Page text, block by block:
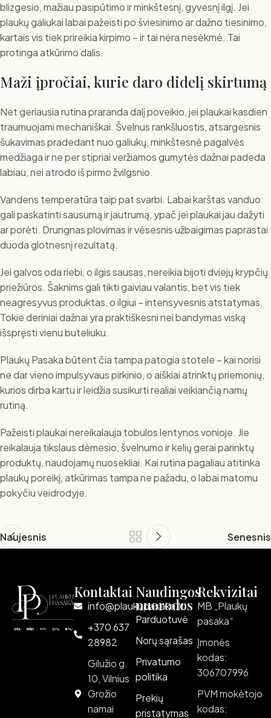
blizgesio, mažiau pasipūtimo ir minkštesnį, gyvesnį ilgį. Jei
plaukų galiukai labai pažeisti po šviesinimo ar dažno tiesinimo,
kartais vis tiek prireikia kirpimo – ir tai nėra nesėkmė. Tai
protinga atkūrimo dalis.
Maži įpročiai, kurie daro didelį skirtumą
Net geriausia rutina praranda dalį poveikio, jei plaukai kasdien
traumuojami mechaniškai. Švelnus rankšluostis, atsargesnis
šukavimas pradedant nuo galiukų, minkštesnė pagalvės
medžiaga ir ne per stipriai veržiamos gumytės dažnai padeda
labiau, nei atrodo iš pirmo žvilgsnio.
Vandens temperatūra taip pat svarbi. Labai karštas vanduo
gali paskatinti sausumą ir jautrumą, ypač jei plaukai jau dažyti
ar porėti. Drungnas plovimas ir vėsesnis užbaigimas paprastai
duoda glotnesnį rezultatą.
Jei galvos oda riebi, o ilgis sausas, nereikia bijoti dviejų krypčių
priežiūros. Šaknims gali tikti gaiviau valantis, bet vis tiek
neagresyvus produktas, o ilgiui – intensyvesnis atstatymas.
Tokie deriniai dažnai yra praktiškesni nei bandymas viską
išspręsti vienu buteliuku.
Plaukų Pasaka būtent čia tampa patogia stotele – kai norisi
ne dar vieno impulsyvaus pirkinio, o aiškiai atrinktų priemonių,
kurios dirba kartu ir leidžia susikurti realiai veikiančią namų
rutiną.
Pažeisti plaukai nereikalauja tobulos lentynos vonioje. Jie
reikalauja tikslaus dėmesio, švelnumo ir kelių gerai parinktų
produktų, naudojamų nuosekliai. Kai rutina pagaliau atitinka
plaukų poreikį, atkūrimas tampa ne pažadu, o labai matomu
pokyčiu veidrodyje.
Naujesnis Senesnis
Kontaktai
info@plaukupasaka.lt
+370 637
28982
Gilužio g.
10, Vilnius
Grožio
namai
Naudingos
nuorodos
Parduotuvė
Norų sąrašas
Privatumo
politika
Prekių
pristatymas
Rekvizitai
MB „Plaukų
pasaka“
Įmonės
kodas:
306707996
PVM mokėtojo
kodas: